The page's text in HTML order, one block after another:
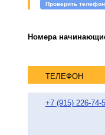
Проверить телефон
Номера
ТЕЛЕФОН
+7 (915) 226-74-